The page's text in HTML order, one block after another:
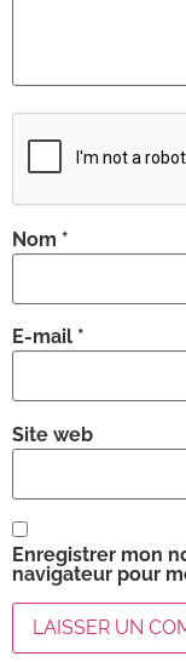
Nom *
E-mail *
Site web
Enregistrer mon
navigateur pour